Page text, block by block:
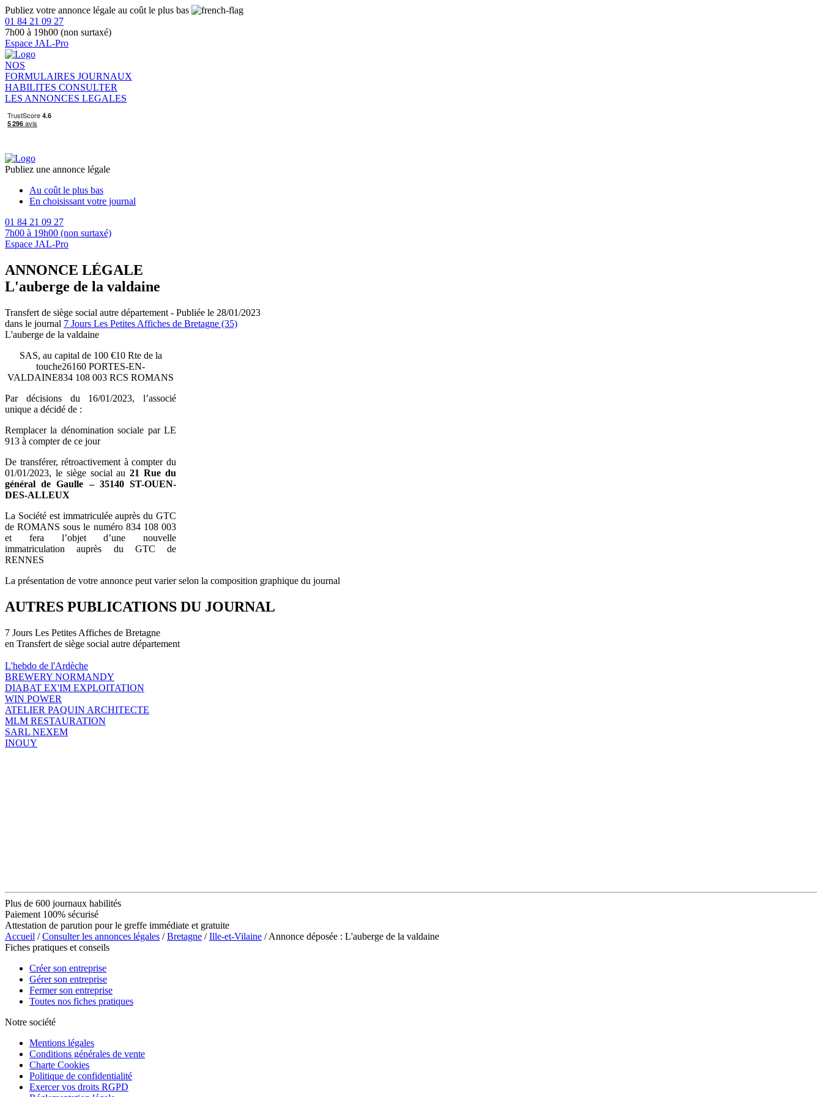
Publiez votre annonce légale au coût le plus bas
01 84 21 09 27
7h00 à 19h00 (non surtaxé)
Espace JAL-Pro
NOS
FORMULAIRES JOURNAUX
HABILITES CONSULTER
LES ANNONCES LEGALES
Publiez une annonce légale
Au coût le plus bas
En choisissant votre journal
01 84 21 09 27
7h00 à 19h00 (non surtaxé)
Espace JAL-Pro
ANNONCE LÉGALE
L'auberge de la valdaine
Transfert de siège social autre département - Publiée le 28/01/2023
dans le journal 7 Jours Les Petites Affiches de Bretagne (35)
L'auberge de la valdaine
SAS, au capital de 100 €10 Rte de la
touche26160 PORTES-EN-
VALDAINE834 108 003 RCS ROMANS
Par décisions du 16/01/2023, l’associé
unique a décidé de :
Remplacer la dénomination sociale par LE
913 à compter de ce jour
De transférer, rétroactivement à compter du
01/01/2023, le siège social au21 Rue du
général de Gaulle – 35140 ST-OUEN-
DES-ALLEUX
La Société est immatriculée auprès du GTC
de ROMANS sous le numéro 834 108 003
et fera l’objet d’une nouvelle
immatriculation auprès du GTC de
RENNES
La présentation de votre annonce peut varier selon la composition graphique du journal
AUTRES PUBLICATIONS DU JOURNAL
7 Jours Les Petites Affiches de Bretagne
en Transfert de siège social autre département
L'hebdo de l'Ardèche
BREWERY NORMANDY
DIABAT EX'IM EXPLOITATION
WIN POWER
ATELIER PAQUIN ARCHITECTE
MLM RESTAURATION
SARL NEXEM
INOUY
Plus de 600 journaux habilités
Paiement 100% sécurisé
Attestation de parution pour le greffe immédiate et gratuite
Accueil /Consulter les annonces légales /Bretagne /Ille-et-Vilaine / Annonce déposée : L'auberge de la valdaine
Fiches pratiques et conseils
Créer son entreprise
Gérer son entreprise
Fermer son entreprise
Toutes nos fiches pratiques
Notre société
Mentions légales
Conditions générales de vente
Charte Cookies
Politique de confidentialité
Exercer vos droits RGPD